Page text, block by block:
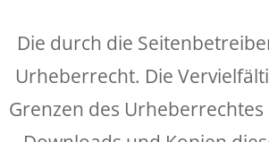
Die durch die
Urheberrecht. Die
Grenzen des